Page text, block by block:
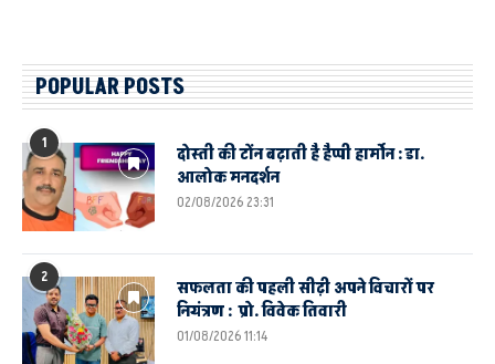
POPULAR POSTS
1
दोस्ती की टोंन बढ़ाती है हैप्पी हार्मोन : डा.
आलोक मनदर्शन
02/08/2026 23:31
2
सफलता की पहली सीढ़ी अपने विचारों पर
नियंत्रण : प्रो. विवेक तिवारी
01/08/2026 11:14